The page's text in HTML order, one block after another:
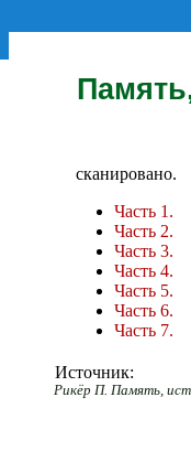
сканировано.
Часть 1.
Часть 2.
Часть 3.
Часть 4.
Часть 5.
Часть 6.
Часть 7.
Источник:
Рикёр П. Память,